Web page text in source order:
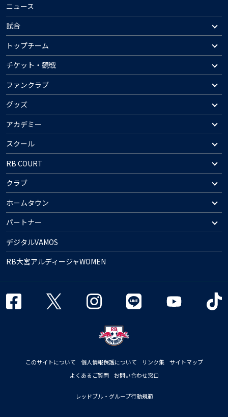
ニュース
試合
トップチーム
チケット・観戦
ファンクラブ
グッズ
アカデミー
スクール
RB COURT
クラブ
ホームタウン
パートナー
デジタルVAMOS
RB大宮アルディージャWOMEN
このサイトについて 個人情報保護について リンク集
サイトマップ
よくあるご質問
お問い合わせ窓口
レッドブル・グループ行動規範